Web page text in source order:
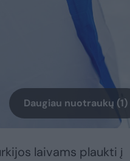
Daugiau nuotraukų (1)
laivams plaukti į